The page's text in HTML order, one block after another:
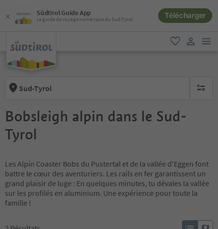
Südtirol Guide App
Le guide de voyage numérique du Sud-Tyrol Télécharger
favori
Sud-Tyrol aucun
Bobsleigh alpin dans le Sud-
Tyrol
Les Alpin Coaster Bobs du Pustertal et de la vallée d'Eggen font
battre le cœur des aventuriers. Les rails en fer garantissent un
grand plaisir de luge : En quelques minutes, tu dévales la vallée
sur les profilés en aluminium. Une expérience pour toute la
famille !